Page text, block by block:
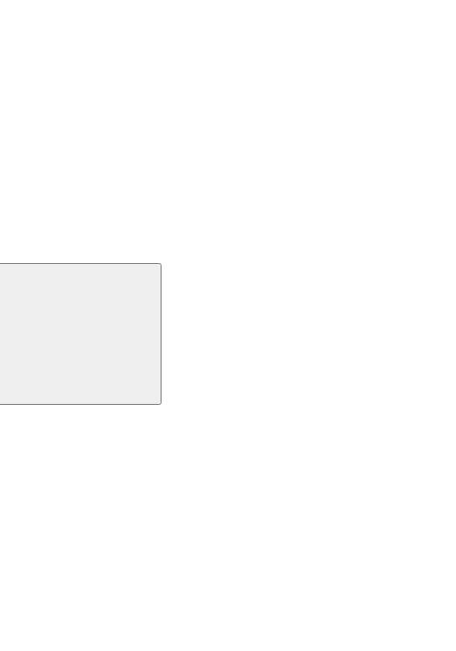
Suchen